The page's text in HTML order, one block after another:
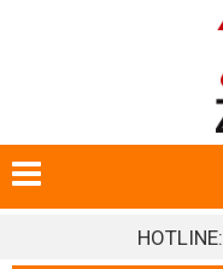
HOTLINE: